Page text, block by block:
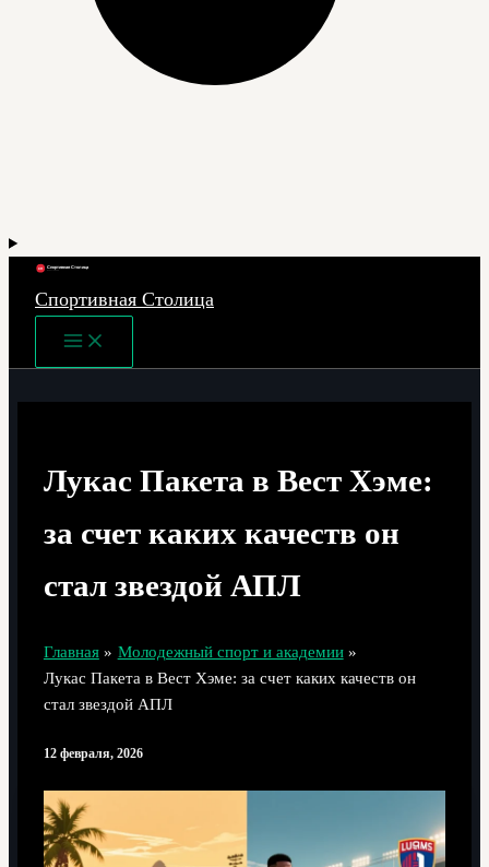
Спортивная Столица
Main
Menu
Лукас Пакета в Вест Хэме:
за счет каких качеств он
стал звездой АПЛ
Главная
Молодежный спорт и академии
Лукас Пакета в Вест Хэме: за счет каких качеств он
стал звездой АПЛ
12 февраля, 2026